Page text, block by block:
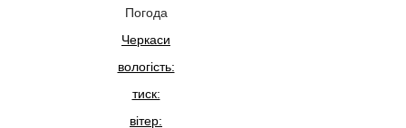
Погода
Черкаси
вологість:
тиск:
вітер: